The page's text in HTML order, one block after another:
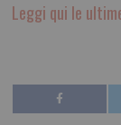
Leggi qui le